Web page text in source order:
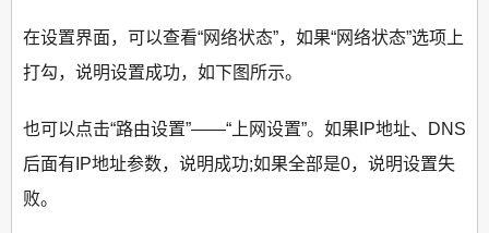
在设置界面，可以查看“网络状态”，如果“网络状态”选项上
打勾，说明设置成功，如下图所示。
也可以点击“路由设置”——“上网设置”。如果IP地址、DNS
后面有IP地址参数，说明成功;如果全部是0，说明设置失
败。